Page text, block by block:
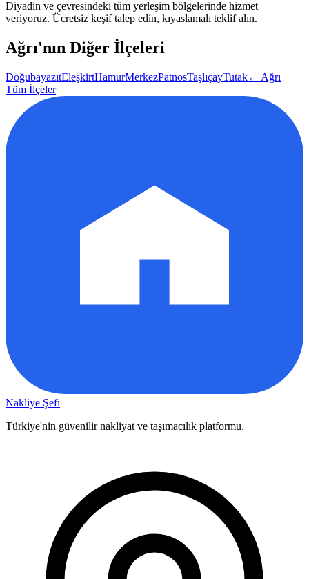
Diyadin ve çevresindeki tüm yerleşim bölgelerinde hizmet
veriyoruz. Ücretsiz keşif talep edin, kıyaslamalı teklif alın.
Ağrı'nın Diğer İlçeleri
DoğubayazıtEleşkirtHamurMerkezPatnosTaşlıçayTutak← Ağrı
Tüm İlçeler
Nakliye Şefi
Türkiye'nin güvenilir nakliyat ve taşımacılık platformu.